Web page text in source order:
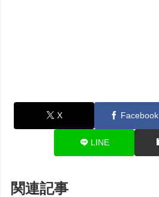
X Facebook
LINE
関連記事